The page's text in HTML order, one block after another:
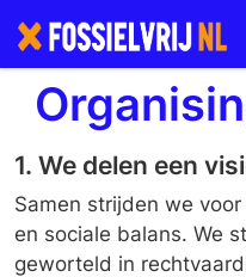
to
main
content
1. We delen een
Samen strijden we
en sociale balans. We
geworteld in